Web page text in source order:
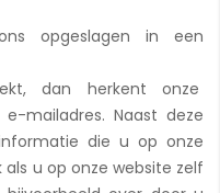
opgeslagen in een
dan herkent onze
mailadres. Naast deze
die u op onze
u op onze website zelf